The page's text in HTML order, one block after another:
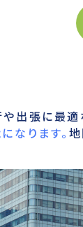
出張に最
なります。